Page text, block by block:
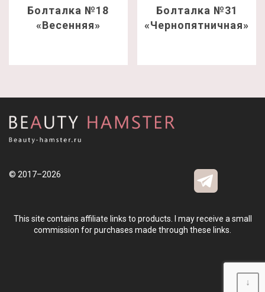
Болталка №18
«Весенняя»
Болталка №31
«Чернопятничная»
© 2017–2026
This site contains affiliate links to products. I may receive a small
commission for purchases made through these links.
↓